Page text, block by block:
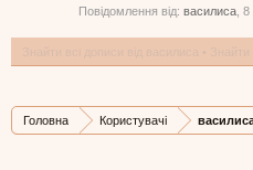
Повідомлення від: василиса 8
Головна Користувачі